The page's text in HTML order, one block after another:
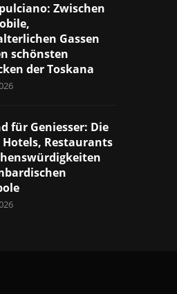
Zwischen
Gassen
schönsten
der Toskana
für Geniesser: Die
Hotels, Restaurants